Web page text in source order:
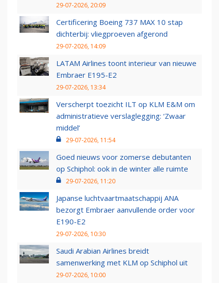
29-07-2026, 20:09
Certificering Boeing 737 MAX 10 stap
dichterbij: vliegproeven afgerond
29-07-2026, 14:09
LATAM Airlines toont interieur van nieuwe
Embraer E195-E2
29-07-2026, 13:34
Verscherpt toezicht ILT op KLM E&M om
administratieve verslaglegging: ‘Zwaar
middel’
29-07-2026, 11:54
Goed nieuws voor zomerse debutanten
op Schiphol: ook in de winter alle ruimte
29-07-2026, 11:20
Japanse luchtvaartmaatschappij ANA
bezorgt Embraer aanvullende order voor
E190-E2
29-07-2026, 10:30
Saudi Arabian Airlines breidt
samenwerking met KLM op Schiphol uit
29-07-2026, 10:00